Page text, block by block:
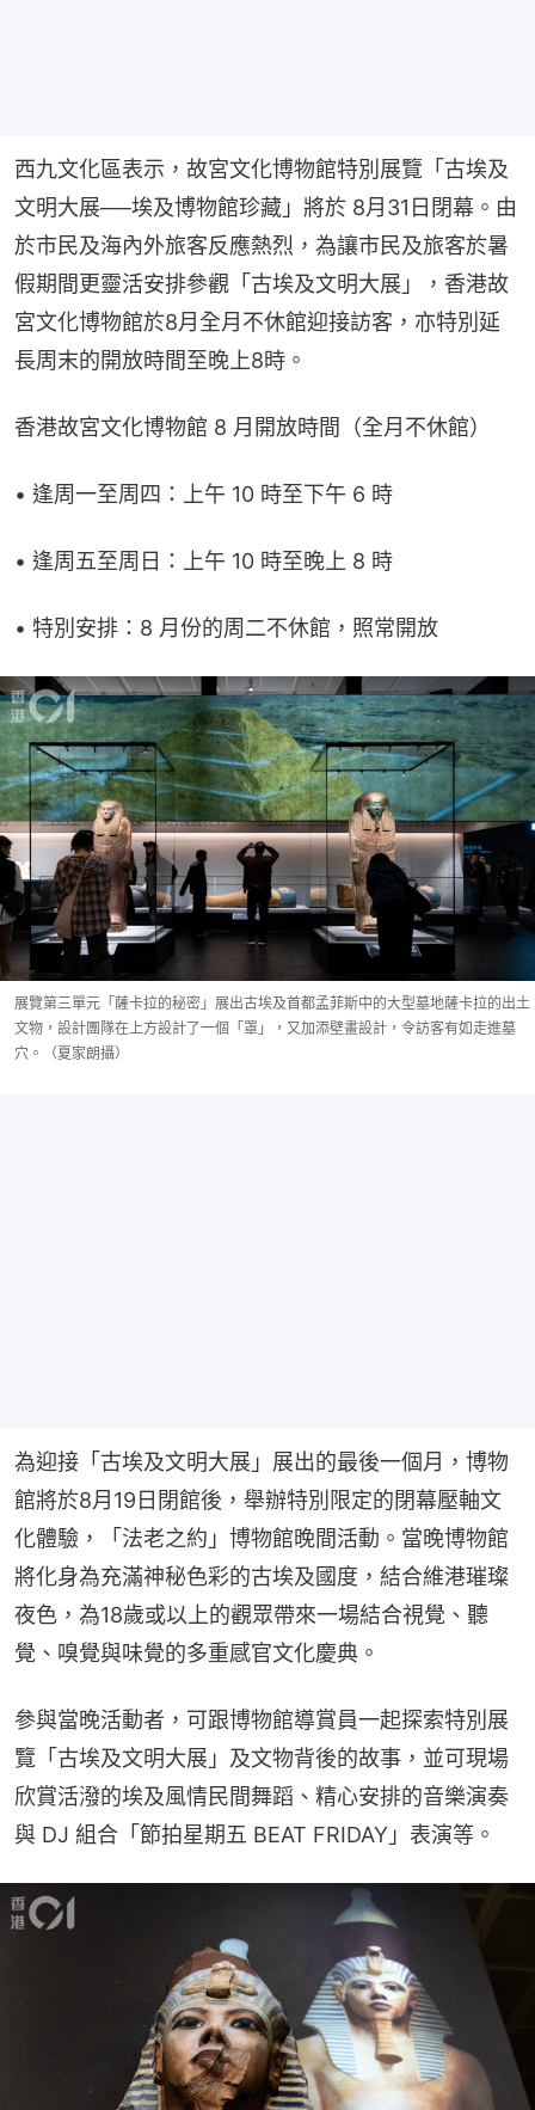
西九文化區表示，故宮文化博物館特別展覽「古埃及
文明大展──埃及博物館珍藏」將於 8月31日閉幕。由
於市民及海內外旅客反應熱烈，為讓市民及旅客於暑
假期間更靈活安排參觀「古埃及文明大展」，香港故
宮文化博物館於8月全月不休館迎接訪客，亦特別延
長周末的開放時間至晚上8時。
香港故宮文化博物館 8 月開放時間（全月不休館）
• 逢周一至周四：上午 10 時至下午 6 時
• 逢周五至周日：上午 10 時至晚上 8 時
• 特別安排：8 月份的周二不休館，照常開放
展覽第三單元「薩卡拉的秘密」展出古埃及首都孟菲斯中的大型墓地薩卡拉的出土
文物，設計團隊在上方設計了一個「罩」，又加添壁畫設計，令訪客有如走進墓
穴。（夏家朗攝）
為迎接「古埃及文明大展」展出的最後一個月，博物
館將於8月19日閉館後，舉辦特別限定的閉幕壓軸文
化體驗，「法老之約」博物館晚間活動。當晚博物館
將化身為充滿神秘色彩的古埃及國度，結合維港璀璨
夜色，為18歲或以上的觀眾帶來一場結合視覺、聽
覺、嗅覺與味覺的多重感官文化慶典。
參與當晚活動者，可跟博物館導賞員一起探索特別展
覽「古埃及文明大展」及文物背後的故事，並可現場
欣賞活潑的埃及風情民間舞蹈、精心安排的音樂演奏
與 DJ 組合「節拍星期五 BEAT FRIDAY」表演等。